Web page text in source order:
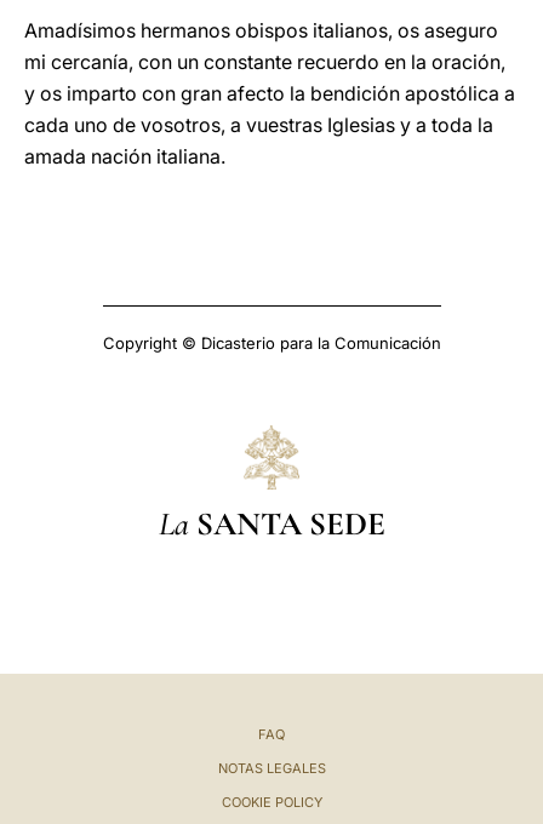
Amadísimos hermanos obispos italianos, os aseguro
mi cercanía, con un constante recuerdo en la oración,
y os imparto con gran afecto la bendición apostólica a
cada uno de vosotros, a vuestras Iglesias y a toda la
amada nación italiana.
Copyright © Dicasterio para la Comunicación
La SANTA SEDE
FAQ
NOTAS LEGALES
COOKIE POLICY